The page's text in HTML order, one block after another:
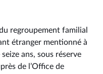
regroupement familial
étranger mentionné à
seize ans, sous réserve
de l’Office de